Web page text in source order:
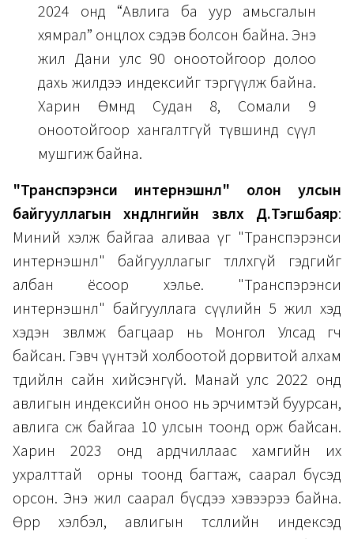
2024 онд “Авлига ба уур амьсгалын
хямрал” онцлох сэдэв болсон байна. Энэ
жил Дани улс 90 оноотойгоор долоо
дахь жилдээ индексийг тэргүүлж байна.
Харин Өмнөд Судан 8, Сомали 9
оноотойгоор хангалтгүй түвшинд сүүл
мушгиж байна.
"Транспэрэнси интернэшнл" олон улсын
байгууллагын хөндлөнгийн зөвлөх Д.Тэгшбаяр:
Миний хэлж байгаа аливаа үг "Транспэрэнси
интернэшнл" байгууллагыг төлөөлөхгүй гэдгийг
албан ёсоор хэлье. "Транспэрэнси
интернэшнл" байгууллага сүүлийн 5 жил хэд
хэдэн зөвлөмж багцаар нь Монгол Улсад өгч
байсан. Гэвч үүнтэй холбоотой дорвитой алхам
төдийлөн сайн хийсэнгүй. Манай улс 2022 онд
авлигын индексийн оноо нь эрчимтэй буурсан,
авлига өсөж байгаа 10 улсын тоонд орж байсан.
Харин 2023 онд ардчиллаас хамгийн их
ухралттай орны тоонд багтаж, саарал бүсэд
орсон. Энэ жил саарал бүсдээ хэвээрээ байна.
Өөрөөр хэлбэл, авлигын төсөөллийн индексэд